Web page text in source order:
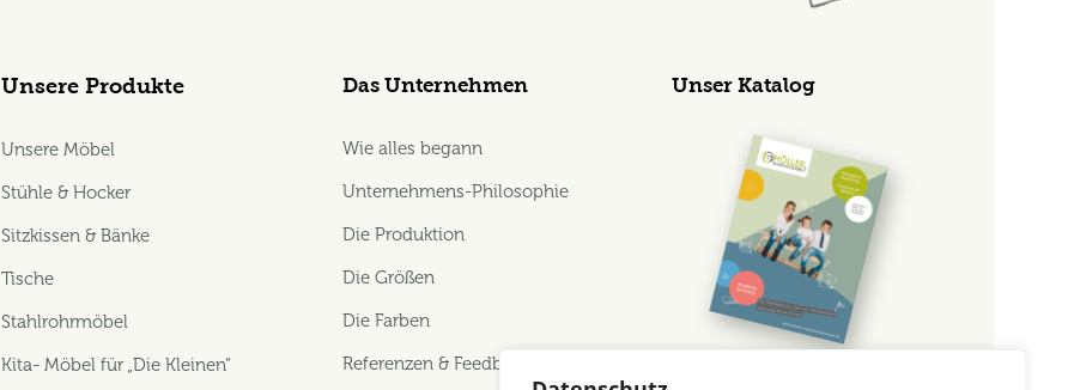
Unsere Produkte
Unsere Möbel
Stühle & Hocker
Sitzkissen & Bänke
Tische
Stahlrohrmöbel
Kita- Möbel für „Die Kleinen“
Das Unternehmen
Wie alles begann
Unternehmens-Philosophie
Die Produktion
Die Größen
Die Farben
Referenzen & Feedbacks
Unser Katalog